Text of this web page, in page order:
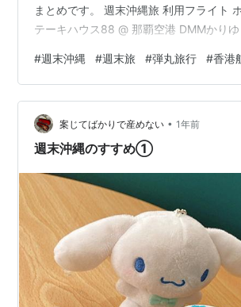
まとめです。 週末沖縄旅 利用フライト
テーキハウス88 @ 那覇空港 DMMかりゆ
港 おみやげ 利用フライト 香港航空 行き
空を利用しました。 3/8 HX658 香港
3/9 HX681 那覇12:00 → 香港13:30 那覇
時で、那覇発が日曜日12時なので、滞在
ホテ…
#週末沖縄 #週末旅 #弾丸旅行 #香港
案じてばかりで産めない • 1年前
週末沖縄のすすめ①